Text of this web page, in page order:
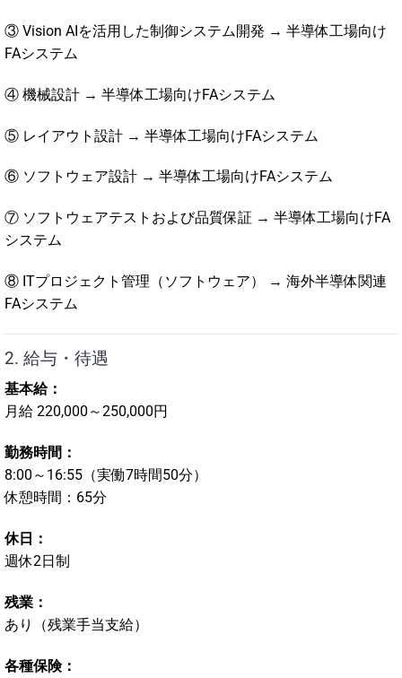
③ Vision AIを活用した制御システム開発 → 半導体工場向け
FAシステム
④ 機械設計 → 半導体工場向けFAシステム
⑤ レイアウト設計 → 半導体工場向けFAシステム
⑥ ソフトウェア設計 → 半導体工場向けFAシステム
⑦ ソフトウェアテストおよび品質保証 → 半導体工場向けFA
システム
⑧ ITプロジェクト管理（ソフトウェア） → 海外半導体関連
FAシステム
2. 給与・待遇
基本給：
月給 220,000～250,000円
勤務時間：
8:00～16:55（実働7時間50分）
休憩時間：65分
休日：
週休2日制
残業：
あり（残業手当支給）
各種保険：